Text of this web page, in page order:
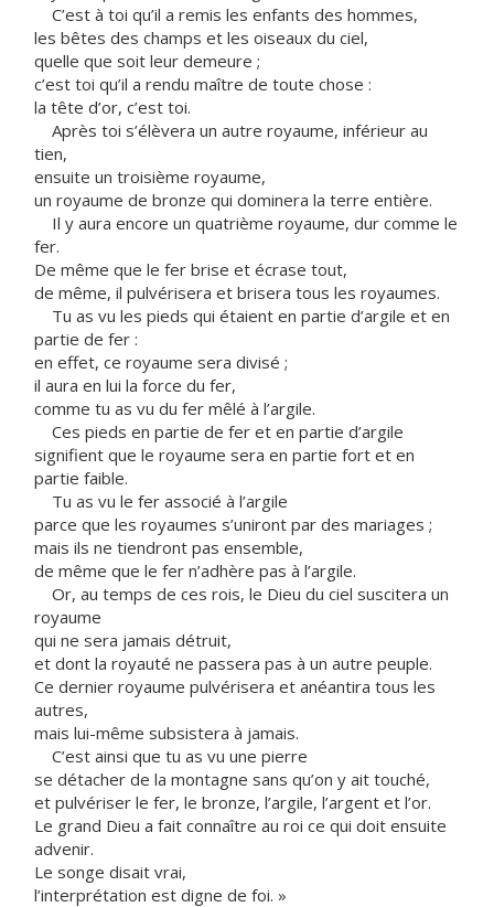
C’est à toi qu’il a remis les enfants des hommes,
les bêtes des champs et les oiseaux du ciel,
quelle que soit leur demeure ;
c’est toi qu’il a rendu maître de toute chose :
la tête d’or, c’est toi.
Après toi s’élèvera un autre royaume, inférieur au
tien,
ensuite un troisième royaume,
un royaume de bronze qui dominera la terre entière.
Il y aura encore un quatrième royaume, dur comme le
fer.
De même que le fer brise et écrase tout,
de même, il pulvérisera et brisera tous les royaumes.
Tu as vu les pieds qui étaient en partie d’argile et en
partie de fer :
en effet, ce royaume sera divisé ;
il aura en lui la force du fer,
comme tu as vu du fer mêlé à l’argile.
Ces pieds en partie de fer et en partie d’argile
signifient que le royaume sera en partie fort et en
partie faible.
Tu as vu le fer associé à l’argile
parce que les royaumes s’uniront par des mariages ;
mais ils ne tiendront pas ensemble,
de même que le fer n’adhère pas à l’argile.
Or, au temps de ces rois, le Dieu du ciel suscitera un
royaume
qui ne sera jamais détruit,
et dont la royauté ne passera pas à un autre peuple.
Ce dernier royaume pulvérisera et anéantira tous les
autres,
mais lui-même subsistera à jamais.
C’est ainsi que tu as vu une pierre
se détacher de la montagne sans qu’on y ait touché,
et pulvériser le fer, le bronze, l’argile, l’argent et l’or.
Le grand Dieu a fait connaître au roi ce qui doit ensuite
advenir.
Le songe disait vrai,
l’interprétation est digne de foi. »